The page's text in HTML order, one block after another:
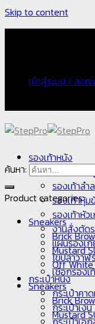
Skip to content
เข้าสู่ระบบ / ลงท
รองเท้าหนัง
รองเท้าคัทชู
รองเท้าลำ
รองเท้าหุ้ม
รองเท้าหัว
งานสั่งตัด
แผ่นรองเ
ไขปลาวา
เชือกรองเ
Sneakers
Brick
Mustard
ค้นหา:
Product categories
Sneakers
Brick
Mustard
Off White
กระเป๋าหนัง
กระเป๋าคา
กระเป๋าเงิน